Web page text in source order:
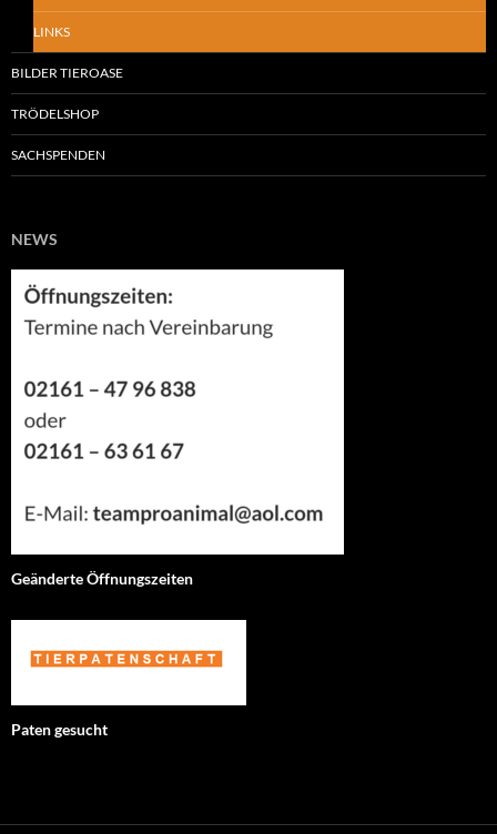
LINKS
BILDER TIEROASE
TRÖDELSHOP
SACHSPENDEN
NEWS
Geänderte Öffnungszeiten
Paten gesucht